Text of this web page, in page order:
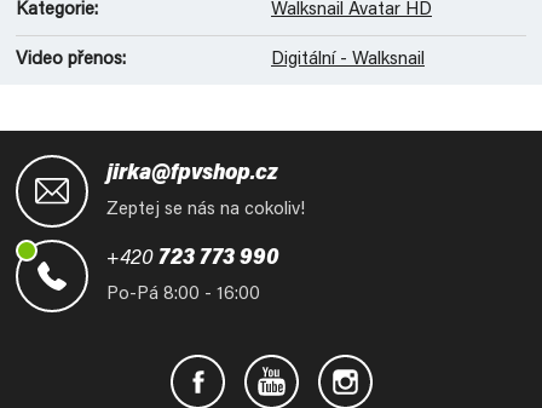
Kategorie: Walksnail Avatar HD
Video přenos: Digitální - Walksnail
jirka@fpvshop.cz
Zeptej se nás na cokoliv!
+420 723 773 990
Po-Pá 8:00 - 16:00